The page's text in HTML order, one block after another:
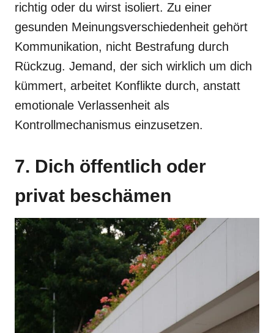
richtig oder du wirst isoliert. Zu einer
gesunden Meinungsverschiedenheit gehört
Kommunikation, nicht Bestrafung durch
Rückzug. Jemand, der sich wirklich um dich
kümmert, arbeitet Konflikte durch, anstatt
emotionale Verlassenheit als
Kontrollmechanismus einzusetzen.
7. Dich öffentlich oder
privat beschämen